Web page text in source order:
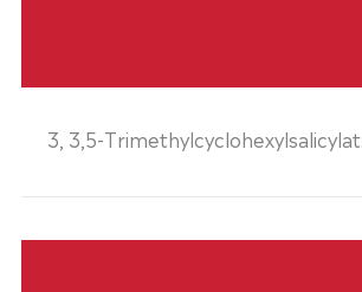
3, 3,5-Trimethylcyclohexylsalicylat.